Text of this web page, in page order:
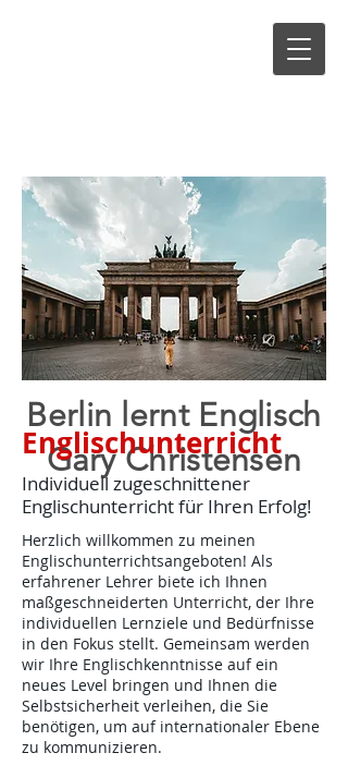
Berlin lernt Englisch
Gary Christensen
Englischunterricht
Individuell zugeschnittener
Englischunterricht für Ihren Erfolg!
Herzlich willkommen zu meinen
Englischunterrichtsangeboten! Als
erfahrener Lehrer biete ich Ihnen
maßgeschneiderten Unterricht, der Ihre
individuellen Lernziele und Bedürfnisse
in den Fokus stellt. Gemeinsam werden
wir Ihre Englischkenntnisse auf ein
neues Level bringen und Ihnen die
Selbstsicherheit verleihen, die Sie
benötigen, um auf internationaler Ebene
zu kommunizieren.